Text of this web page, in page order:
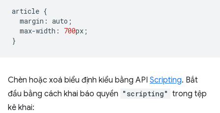
article {
margin : auto ;
max-width : 700px ;
}
Chèn hoặc xoá biểu định kiểu bằng API Scripting. Bắt
đầu bằng cách khai báo quyền "scripting" trong tệp
kê khai: